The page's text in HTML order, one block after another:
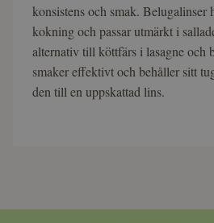
konsistens och smak. Belugalinser
kokning och passar utmärkt i
alternativ till köttfärs i lasagne och
smaker effektivt och behåller sitt
den till en uppskattad lins.